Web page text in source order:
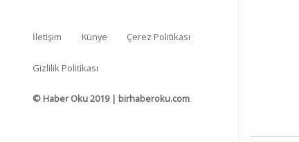
İletişim Künye Çerez Politikası
Gizlilik Politikası
© Haber Oku 2019 | birhaberoku.com